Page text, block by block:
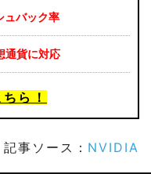
ュバック率
通貨に対応
ら！
記事ソース： NVIDIA